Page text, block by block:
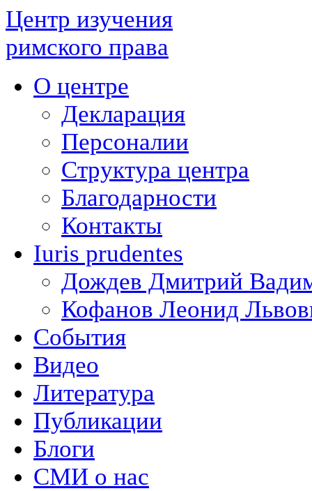
Центр изучения
римского права
О центре
Декларация
Персоналии
Структура центра
Благодарности
Контакты
Iuris prudentes
Дождев Дмитрий
Кофанов Леонид
События
Видео
Литература
Публикации
Блоги
СМИ о нас